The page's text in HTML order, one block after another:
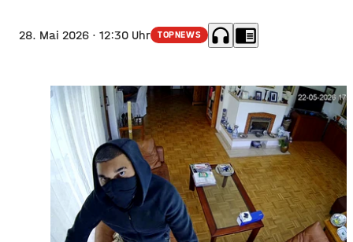
28. Mai 2026 · 12:30 Uhr TOPNEWS headphones chrome_reader_mode